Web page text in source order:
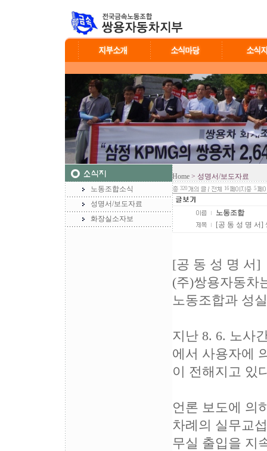
노동조합소식
성명서/보도자료
화장실소자보
Home > 성명서/보도자료
320 16 5
노동조합
[공 동 성 명 서]
[공 동 성 명 서]
(주)쌍용자동차
노동조합과 성
지난 8. 6. 노사
에서 사용자에
이 전해지고 있
언론 보도에 의
차례의 실무교
무실 출입을 지